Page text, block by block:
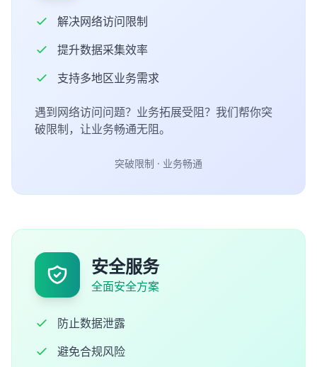
解决网络访问限制
提升数据采集效率
支持多地区业务需求
遇到网络访问问题？业务拓展受阻？我们帮你突
破限制，让业务畅通无阻。
突破限制 · 业务畅通
安全服务
全面安全方案
防止数据泄露
避免合规风险